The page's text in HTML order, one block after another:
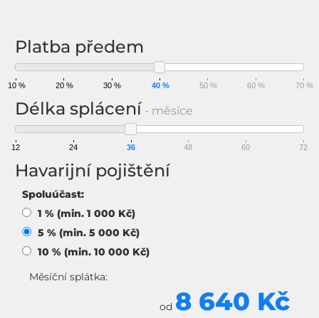
Platba předem
10 % 20 % 30 % 40 % 50 % 60 % 70 %
Délka splácení - měsíce
12 24 36 48 60 72
Havarijní pojištění
Spoluúčast:
1 % (min. 1 000 Kč)
5 % (min. 5 000 Kč)
10 % (min. 10 000 Kč)
Měsíční splátka:
od 8 640 Kč